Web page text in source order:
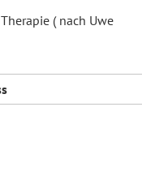
( nach Uwe